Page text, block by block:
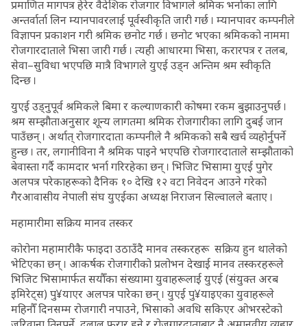
प्रमाणित मागपत्र हेरेर वैदेशिक रोजगार विभागले श्रमिक भर्नाका लागि
अन्तर्वार्ता लिन म्यानपावरलाई पूर्वस्वीकृति जारी गर्छ । म्यानपावर कम्पनीले
विज्ञापन प्रकाशन गरी श्रमिक छनोट गर्छ । छनोट भएका श्रमिकको नाममा
रोजगारदाताले भिसा जारी गर्छ । त्यही आधारमा भिसा, करारपत्र र तलब,
सेवा–सुविधा भएपछि मात्रै विभागले युएई उड्न अन्तिम श्रम स्वीकृति
दिन्छ ।
युएई उड्नुपूर्व श्रमिकले बिमा र कल्याणकारी कोषमा रकम बुझाउनुपर्छ ।
श्रम सम्झौताअनुसार शून्य लागतमा श्रमिक रोजगारीका लागि दुबई जान
पाउँछन् । अर्थात् रोजगारदाता कम्पनीले नै श्रमिकको सबै खर्च व्यहोर्नुपर्ने
हुन्छ । तर, लगानीविना नै श्रमिक पाइने भएपछि रोजगारदाताले सम्झौताको
बेवास्ता गर्दै कामदार भर्ना गरिरहेका छन् । भिजिट भिसामा युएई पुगेर
अलपत्र परेकाहरूको दैनिक १० देखि १२ वटा निवेदन आउने गरेको
गैरआवासीय नेपाली संघ युएईका अध्यक्ष निराजन सिल्वालले बताए ।
महामारीमा सक्रिय मानव तस्कर
कोरोना महामारीकै फाइदा उठाउँदै मानव तस्करहरू सक्रिय हुन थालेको
भेटिएका छन् । आकर्षक रोजगारीको प्रलोभन देखाई मानव तस्करहरूले
भिजिट भिसामार्फत सयौँका संख्यामा युवाहरूलाई युएई (संयुक्त अरब
इमिरेट्स) पु¥याएर अलपत्र पारेका छन् । युएई पु¥याइएका युवाहरूले
महिनौँ दिनसम्म रोजगारी नपाउने, भिसाको अवधि सकिएर ओभरस्टेको